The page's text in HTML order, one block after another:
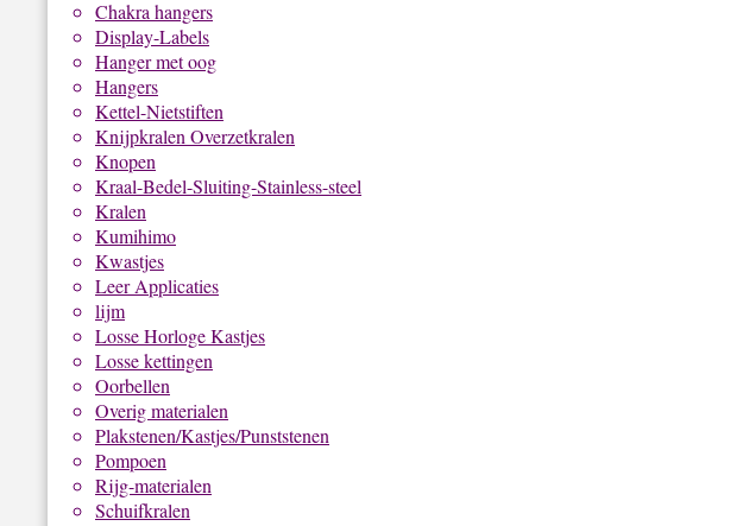
Chakra hangers
Display-Labels
Hanger met oog
Hangers
Kettel-Nietstiften
Knijpkralen Overzetkralen
Knopen
Kraal-Bedel-Sluiting-Stainless-steel
Kralen
Kumihimo
Kwastjes
Leer Applicaties
lijm
Losse Horloge Kastjes
Losse kettingen
Oorbellen
Overig materialen
Plakstenen/Kastjes/Punststenen
Pompoen
Rijg-materialen
Schuifkralen